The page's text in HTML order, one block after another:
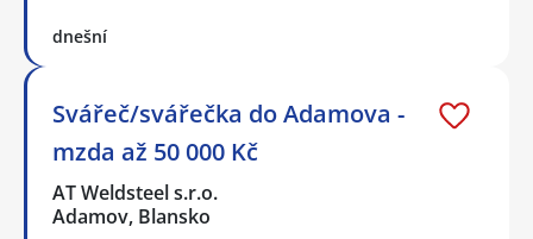
dnešní
Svářeč/svářečka do Adamova -
mzda až 50 000 Kč
AT Weldsteel s.r.o.
Adamov, Blansko